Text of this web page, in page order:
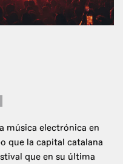
música electrónica en
que la capital catalana
que en su última